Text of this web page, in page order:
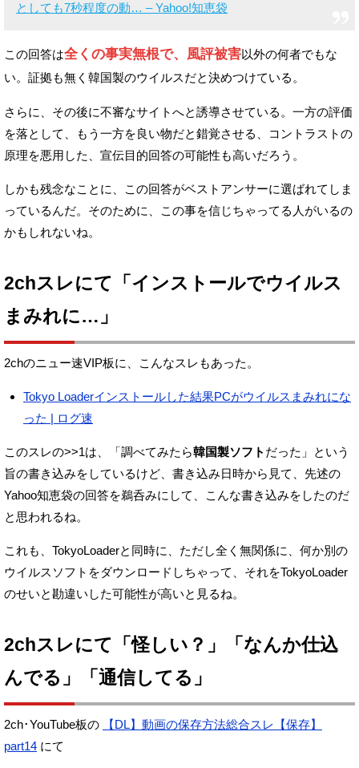
としても7秒程度の動… – Yahoo!知恵袋
この回答は全くの事実無根で、風評被害以外の何者でもな
い。 証拠も無く韓国製のウイルスだと決めつけている。
さらに、その後に不審なサイトへと誘導させている。 一方の評価
を落として、もう一方を良い物だと錯覚させる、
コントラストの
原理を悪用した、宣伝目的回答の可能性も高いだろう。
しかも残念なことに、この回答がベストアンサーに選ばれてしま
っているんだ。 そのために、この事を信じちゃってる人がいるの
かもしれないね。
2chスレにて「インストールでウイルス
まみれに…」
2chのニュー速VIP板に、こんなスレもあった。
Tokyo Loaderインストールした結果PCがウイルスまみれにな
った | ログ速
このスレの>>1は、 「調べてみたら韓国製ソフト だった」という
旨の書き込みをしているけど、 書き込み日時から見て、先述の
Yahoo知恵袋の回答を鵜呑みにして、
こんな書き込みをしたのだ
と思われるね。
これも、TokyoLoaderと同時に、ただし全く無関係に、 何か別の
ウイルスソフトをダウンロードしちゃって、 それをTokyoLoader
のせいと勘違いした可能性が高いと見るね。
2chスレにて「怪しい？」「なんか仕込
んでる」「通信してる」
2ch･YouTube板の
【DL】動画の保存方法総合スレ【保存】
part14 にて